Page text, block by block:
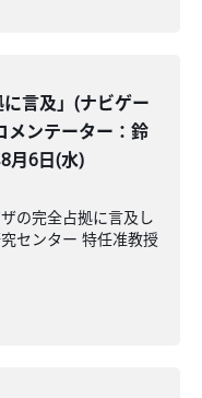
に言及」(ナビゲー
メンテーター：鈴
月6日(水)
の完全占拠に言及し
センター 特任准教授